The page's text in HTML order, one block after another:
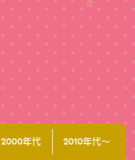
2000年代 2010年代〜